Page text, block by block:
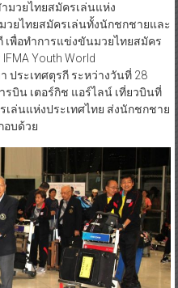
มวยไทยสมัครเล่นแห่ง
วยไทยสมัครเล่นทั้งนักชกชายและ
เพื่อทำการแข่งขันมวยไทยสมัคร
Youth World
ประเทศตุรกี ระหว่างวันที่ 28
รบิน เตอร์กิช แอร์ไลน์ เที่ยวบินที่
ล่นแห่งประเทศไทย ส่งนักชกชาย
อบด้วย